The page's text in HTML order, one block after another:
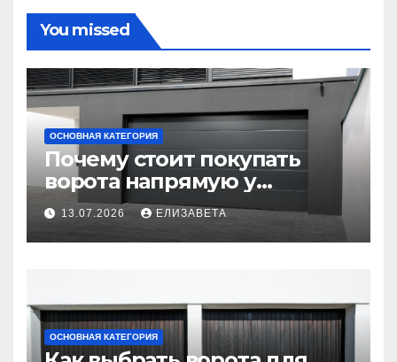
You missed
ОСНОВНАЯ КАТЕГОРИЯ
Почему стоит покупать
ворота напрямую у
производителя
13.07.2026 ЕЛИЗАВЕТА
ОСНОВНАЯ КАТЕГОРИЯ